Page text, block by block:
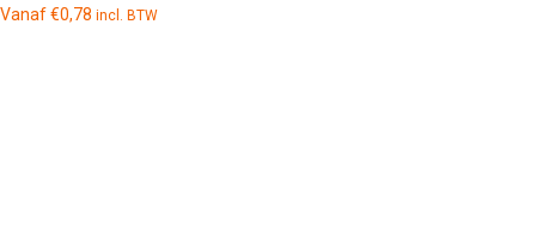
Vanaf€0,78 incl. BTW